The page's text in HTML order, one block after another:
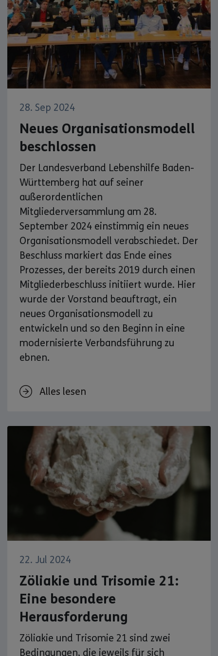
28. Sep 2024
Neues Organisationsmodell
beschlossen
Der Landesverband Lebenshilfe Baden-
Württemberg hat auf seiner
außerordentlichen
Mitgliederversammlung am 28.
September 2024 einstimmig ein neues
Organisationsmodell verabschiedet. Der
Beschluss markiert das Ende eines
Prozesses, der bereits 2019 durch einen
Mitgliederbeschluss initiiert wurde. Hier
wurde der Vorstand beauftragt, ein
neues Organisationsmodell zu
entwickeln und so den Beginn in eine
modernisierte Verbandsführung zu
ebnen.
Alles lesen
22. Jul 2024
Zöliakie und Trisomie 21:
Eine besondere
Herausforderung
Zöliakie und Trisomie 21 sind zwei
Bedingungen, die jeweils für sich